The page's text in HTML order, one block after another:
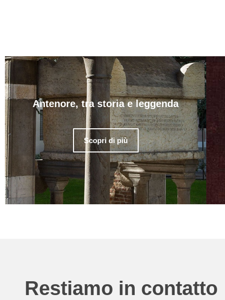
Antenore, tra storia e leggenda
Scopri di più
Restiamo in contatto